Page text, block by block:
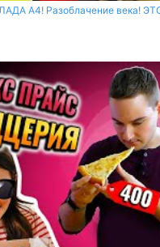
А4! Разоблачение века!